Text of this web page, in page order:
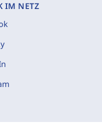
IM NETZ